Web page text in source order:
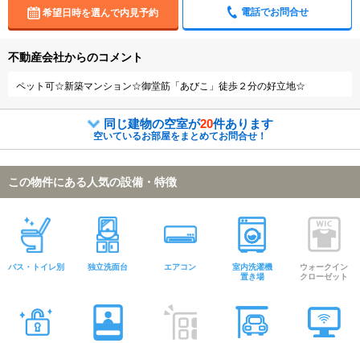
希望日時を選んで内見予約 電話でお問合せ
不動産会社からのコメント
ペット可☆新築マンション☆御堂筋「あびこ」徒歩２分の好立地☆
同じ建物の空室が20件あります
空いているお部屋をまとめてお問合せ！
この物件にある人気の設備・特徴
バス・トイレ別 独立洗面台 エアコン
室内洗濯機
置き場
ウォークイン
クローゼット